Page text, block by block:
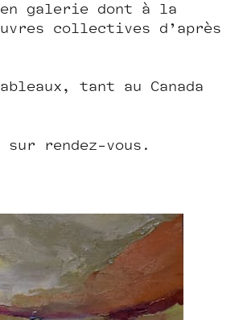
galerie dont à la
collectives d’après
tant au Canada
rendez-vous.